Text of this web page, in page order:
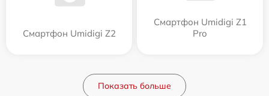
Смартфон Umidigi Z2
Смартфон Umidigi Z1
Pro
Показать больше